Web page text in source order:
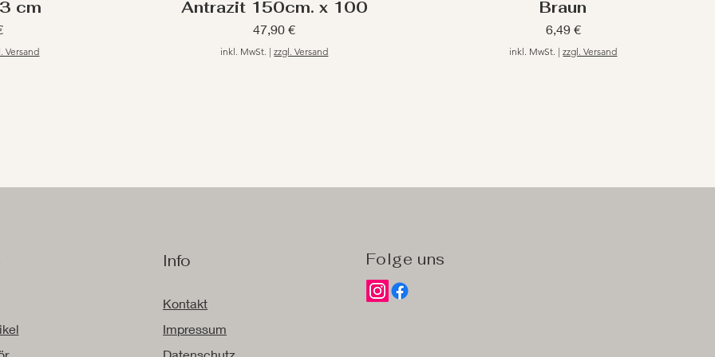
cm
Versand
Antrazit 150cm. x 100
Preis
47,90 €
inkl. MwSt. |zzgl. Versand
Braun
Preis
6,49 €
inkl. MwSt. |zzgl. Versand
Info
Kontakt
Impressum
Datenschutz
Folge uns